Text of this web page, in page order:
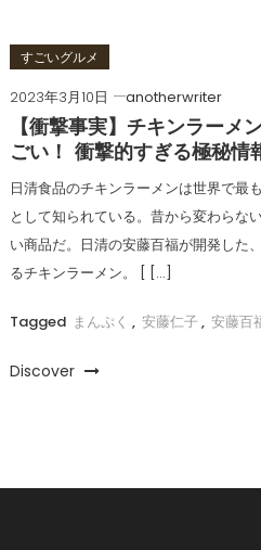
すごいグルメ
2023年3月10日
anotherwriter
【衝撃事実】チキンラーメ
ごい！ 衝撃的すぎる極秘情
日清食品のチキンラーメンは世界で最
として知られている。昔から変わらな
い商品だ。日清の安藤百福が開発した
るチキンラーメン。 [ […]
Tagged まんぷく , 安藤仁子 , 安藤百
Discover